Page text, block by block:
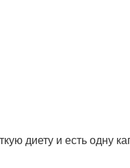
диету и есть одну